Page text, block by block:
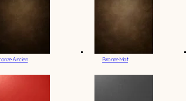
Ancien Bronze Mat